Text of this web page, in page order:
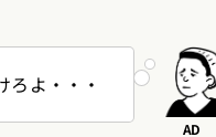
ろよ・・・